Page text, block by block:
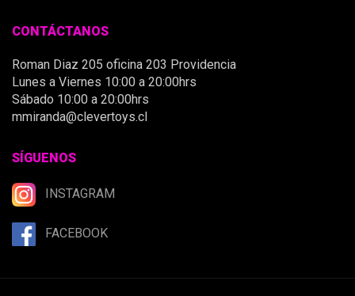
CONTÁCTANOS
Roman Diaz 205 oficina 203 Providencia
Lunes a Viernes 10:00 a 20:00hrs
Sábado 10:00 a 20:00hrs
mmiranda@clevertoys.cl
SÍGUENOS
INSTAGRAM
FACEBOOK